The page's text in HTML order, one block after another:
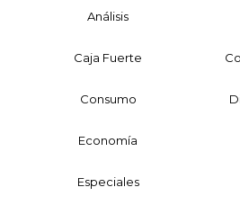
Análisis
Caja Fuerte
Consumo
Economía
Especiales